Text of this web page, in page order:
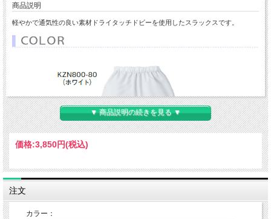
商品説明
軽やかで通気性の良い素材ドライタッチドビーを使用したスラックスです。
▼ 商品説明の続きを見る ▼
価格:3,850円(税込)
注文
カラー：